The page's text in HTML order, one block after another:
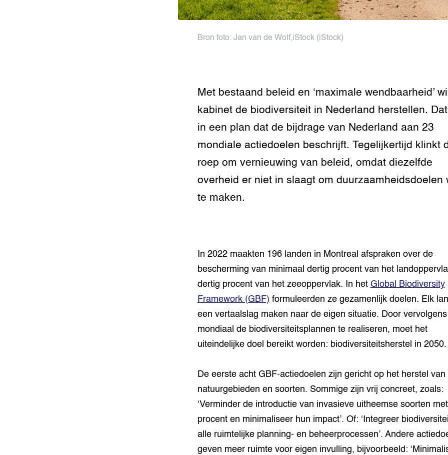
Foodsector
Groen, grond en infra
Integraal Aanpakken
EURCAW-Pigs
Groen, welbevinden en
CoE Groen
Invasieve exoten
Plantaardige genetische
bronnen
Bron foto: Jan van de Wolf,iStock(iStock)
Met bestaand beleid en ‘maximale wendbaarheid’
kabinet de biodiversiteit in Nederland herstellen.
in een plan dat de bijdrage van Nederland aan 23
mondiale actiedoelen beschrijft. Tegelijkertijd klinkt
roep om vernieuwing van beleid, omdat diezelfde
overheid er niet in slaagt om duurzaamheidsdoelen
te maken.
In 2022 maakten 196 landen in Montreal afspraken over de
bescherming van minimaal dertig procent van het
dertig procent van het zeeoppervlak. In het Global Biodiversity
Framework (GBF) formuleerden ze gezamenlijk doelen. Elk
een vertaalslag maken naar de eigen situatie. Door vervolgens
mondiaal de biodiversiteitsplannen te realiseren, moet het
uiteindelijke doel bereikt worden: biodiversiteitsherstel in 2050.
De eerste acht GBF-actiedoelen zijn gericht op het herstel van
natuurgebieden en soorten. Sommige zijn vrij concreet, zoals:
‘Verminder de introductie van invasieve uitheemse soorten
procent en minimaliseer hun impact’. Of: ‘Integreer
alle ruimtelijke planning- en beheerprocessen’. Andere
geven meer ruimte voor eigen invulling, bijvoorbeeld: